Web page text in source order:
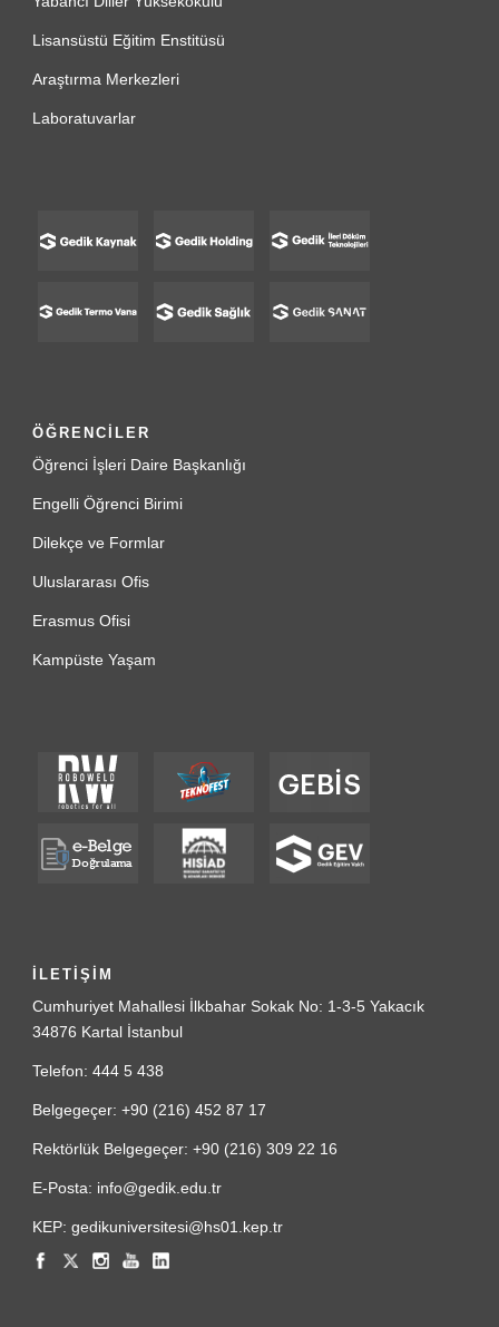
Lisansüstü Eğitim Enstitüsü
Araştırma Merkezleri
Laboratuvarlar
ÖĞRENCİLER
Öğrenci İşleri Daire Başkanlığı
Engelli Öğrenci Birimi
Dilekçe ve Formlar
Uluslararası Ofis
Erasmus Ofisi
Kampüste Yaşam
İLETİŞİM
Cumhuriyet Mahallesi İlkbahar Sokak No: 1-3-5 Yakacık
34876 Kartal İstanbul
Telefon: 444 5 438
Belgegeçer: +90 (216) 452 87 17
Rektörlük Belgegeçer: +90 (216) 309 22 16
E-Posta: info@gedik.edu.tr
KEP: gedikuniversitesi@hs01.kep.tr